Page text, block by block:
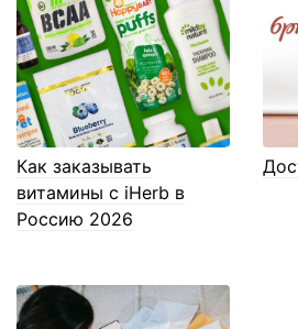
Как заказывать
витамины с iHerb в
Россию 2026